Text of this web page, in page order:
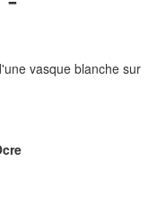
vasque blanche sur